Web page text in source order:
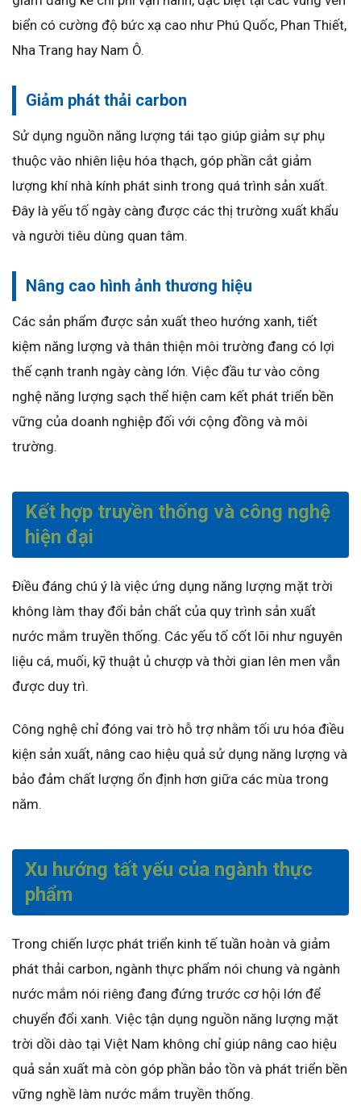
biển có cường độ bức xạ cao như Phú Quốc, Phan Thiết,
Nha Trang hay Nam Ô.
Giảm phát thải carbon
Sử dụng nguồn năng lượng tái tạo giúp giảm sự phụ
thuộc vào nhiên liệu hóa thạch, góp phần cắt giảm
lượng khí nhà kính phát sinh trong quá trình sản xuất.
Đây là yếu tố ngày càng được các thị trường xuất khẩu
và người tiêu dùng quan tâm.
Nâng cao hình ảnh thương hiệu
Các sản phẩm được sản xuất theo hướng xanh, tiết
kiệm năng lượng và thân thiện môi trường đang có lợi
thế cạnh tranh ngày càng lớn. Việc đầu tư vào công
nghệ năng lượng sạch thể hiện cam kết phát triển bền
vững của doanh nghiệp đối với cộng đồng và môi
trường.
Kết hợp truyền thống và công nghệ
hiện đại
Điều đáng chú ý là việc ứng dụng năng lượng mặt trời
không làm thay đổi bản chất của quy trình sản xuất
nước mắm truyền thống. Các yếu tố cốt lõi như nguyên
liệu cá, muối, kỹ thuật ủ chượp và thời gian lên men vẫn
được duy trì.
Công nghệ chỉ đóng vai trò hỗ trợ nhằm tối ưu hóa điều
kiện sản xuất, nâng cao hiệu quả sử dụng năng lượng và
bảo đảm chất lượng ổn định hơn giữa các mùa trong
năm.
Xu hướng tất yếu của ngành thực
phẩm
Trong chiến lược phát triển kinh tế tuần hoàn và giảm
phát thải carbon, ngành thực phẩm nói chung và ngành
nước mắm nói riêng đang đứng trước cơ hội lớn để
chuyển đổi xanh. Việc tận dụng nguồn năng lượng mặt
trời dồi dào tại Việt Nam không chỉ giúp nâng cao hiệu
quả sản xuất mà còn góp phần bảo tồn và phát triển bền
vững nghề làm nước mắm truyền thống.